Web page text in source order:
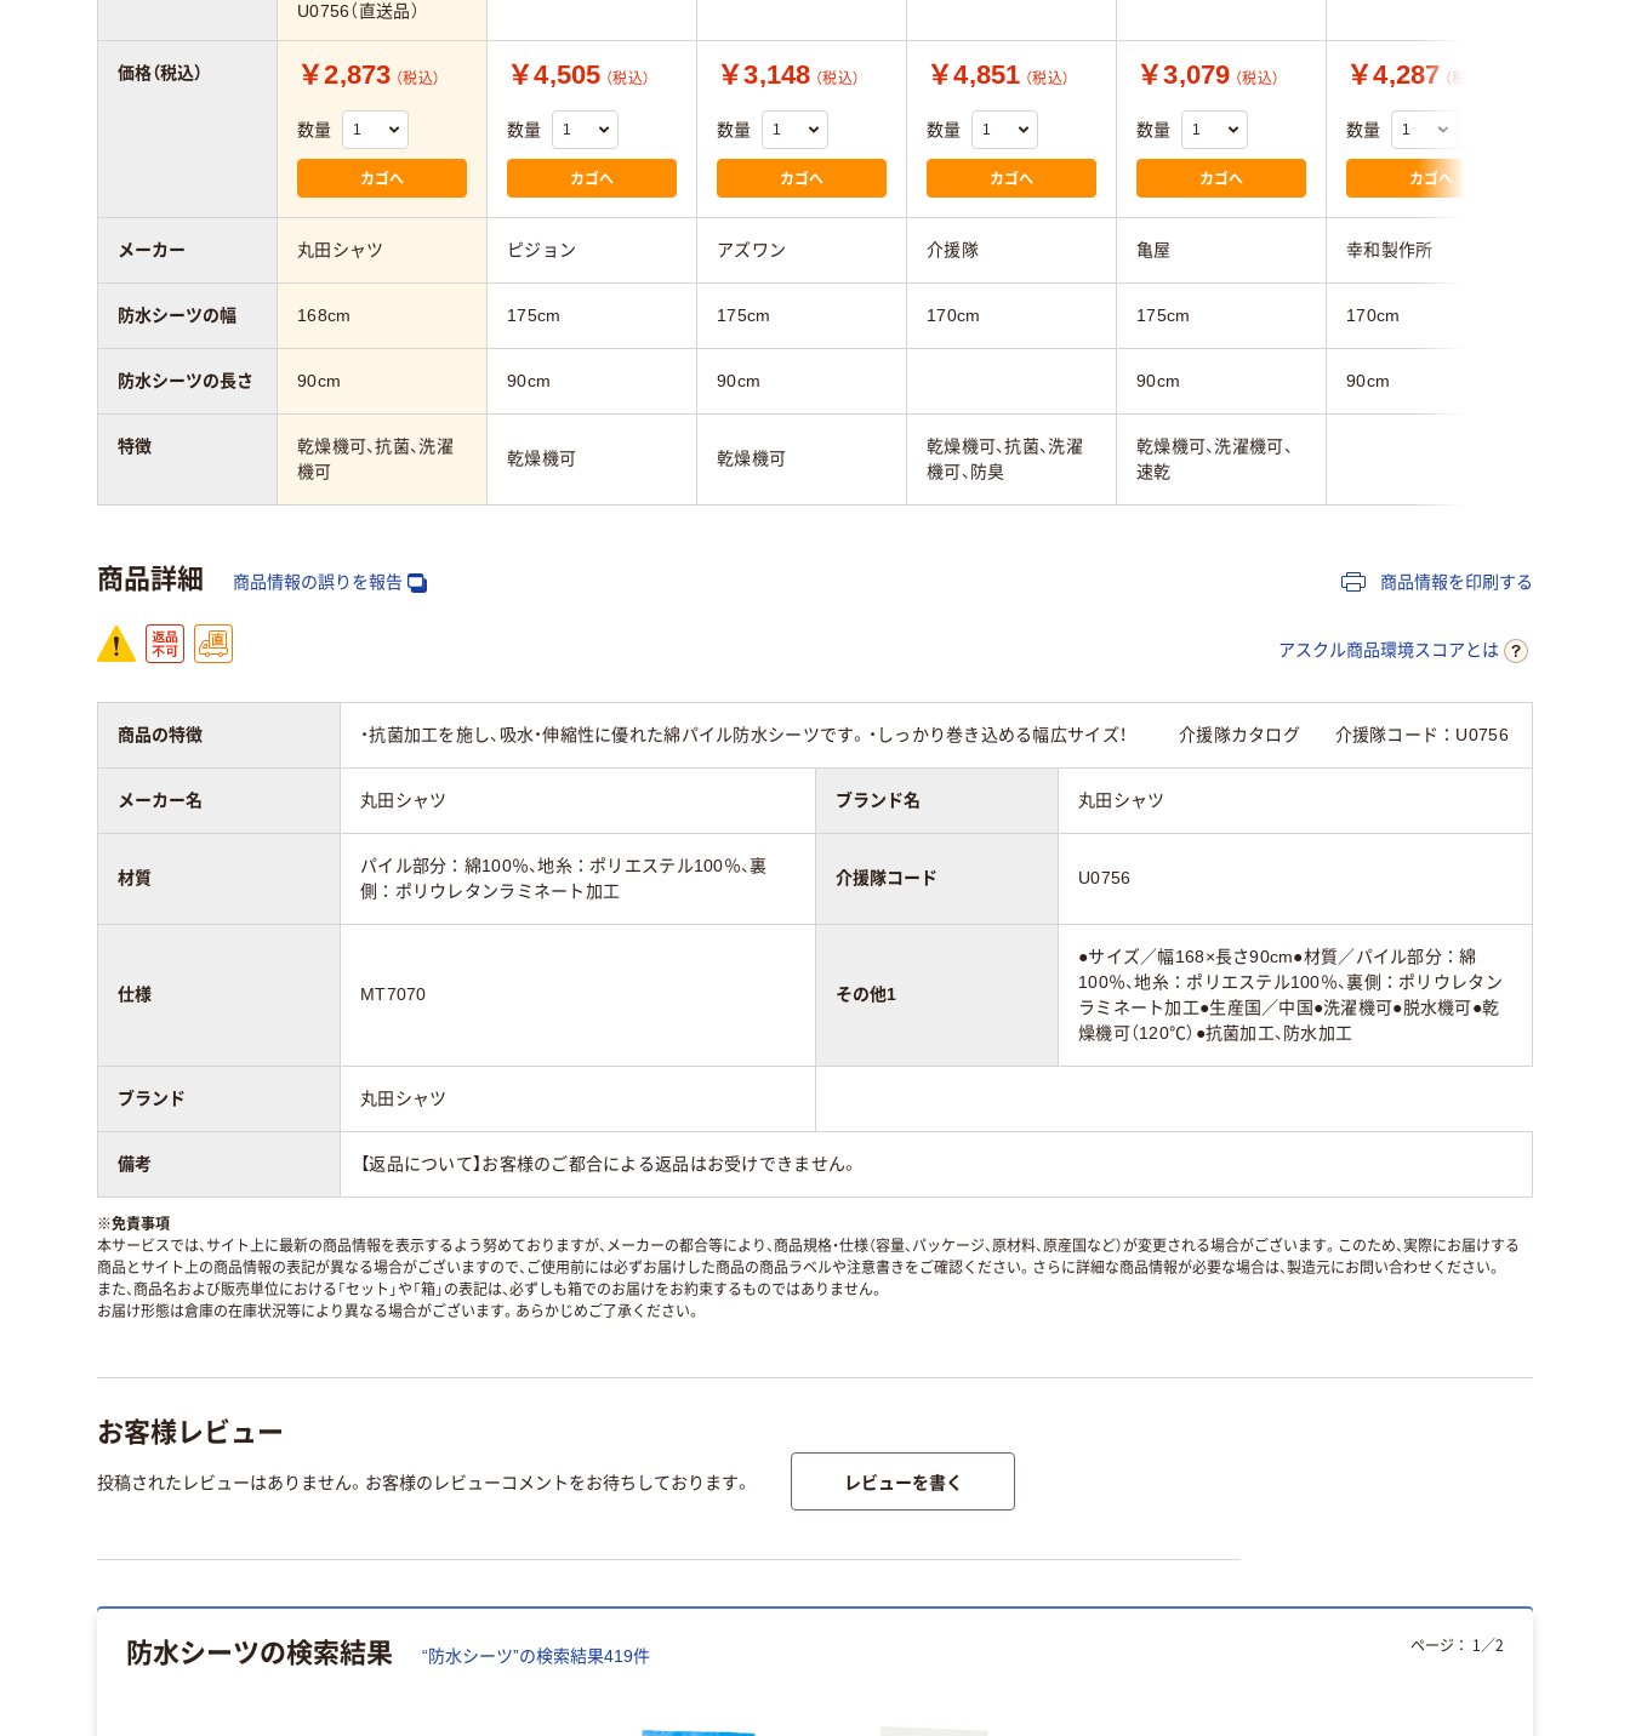
U0756（直送品）
￥2,873 （税込）
数量
カゴへ
￥4,505 （税込）
数量
カゴへ
￥3,148 （税込）
数量
カゴへ
￥4,851 （税込）
数量
カゴへ
￥3,079 （税込）
数量
カゴへ
￥4,287 （税込）
数量
カゴへ
丸田シャツ ピジョン アズワン 介援隊 亀屋 幸和製作所
168cm 175cm 175cm 170cm 175cm 170cm
90cm 90cm 90cm 90cm 90cm
乾燥機可、抗菌、洗濯
機可
乾燥機可 乾燥機可
乾燥機可、抗菌、洗濯
機可、防臭
乾燥機可、洗濯機可、
速乾
価格（税込）
メーカー
防水シーツの幅
防水シーツの長さ
特徴
商品詳細 商品情報の誤りを報告 商品情報を印刷する
アスクル商品環境スコアとは
商品の特徴 ・抗菌加工を施し、吸水・伸縮性に優れた綿パイル防水シーツです。・しっかり巻き込める幅広サイズ！ 介援隊カタログ 介援隊コード：U0756
メーカー名 丸田シャツ ブランド名 丸田シャツ
材質
パイル部分：綿100％、地糸：ポリエステル100％、裏
側：ポリウレタンラミネート加工
介援隊コード U0756
仕様 MT7070 その他1
●サイズ／幅168×長さ90cm●材質／パイル部分：綿
100％、地糸：ポリエステル100％、裏側：ポリウレタン
ラミネート加工●生産国／中国●洗濯機可●脱水機可●乾
燥機可（120℃）●抗菌加工、防水加工
ブランド 丸田シャツ
備考 【返品について】お客様のご都合による返品はお受けできません。
※免責事項
本サービスでは、サイト上に最新の商品情報を表示するよう努めておりますが、メーカーの都合等により、商品規格・仕様（容量、パッケージ、原材料、原産国など）が変更される場合がございます。このため、実際にお届けする
商品とサイト上の商品情報の表記が異なる場合がございますので、ご使用前には必ずお届けした商品の商品ラベルや注意書きをご確認ください。さらに詳細な商品情報が必要な場合は、製造元にお問い合わせください。
また、商品名および販売単位における「セット」や「箱」の表記は、必ずしも箱でのお届けをお約束するものではありません。
お届け形態は倉庫の在庫状況等により異なる場合がございます。あらかじめご了承ください。
お客様レビュー
投稿されたレビューはありません。お客様のレビューコメントをお待ちしております。 レビューを書く
防水シーツの検索結果 “防水シーツ”の検索結果419件
ページ： 1 ／2